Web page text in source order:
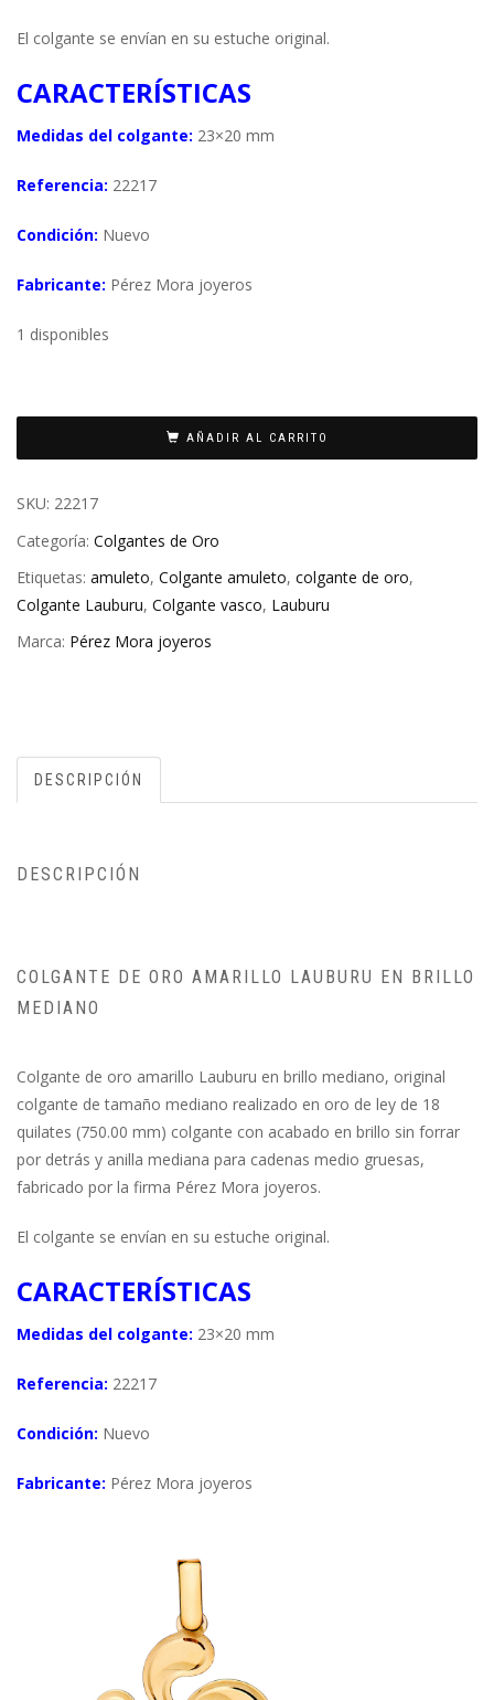
El colgante se envían en su estuche original.
CARACTERÍSTICAS
Medidas del colgante: 23×20 mm
Referencia: 22217
Condición: Nuevo
Fabricante: Pérez Mora joyeros
1 disponibles
AÑADIR AL CARRITO
SKU: 22217
Categoría: Colgantes de Oro
Etiquetas: amuleto, Colgante amuleto, colgante de oro,
Colgante Lauburu, Colgante vasco, Lauburu
Marca: Pérez Mora joyeros
DESCRIPCIÓN
DESCRIPCIÓN
COLGANTE DE ORO AMARILLO LAUBURU EN BRILLO
MEDIANO
Colgante de oro amarillo Lauburu en brillo mediano, original
colgante de tamaño mediano realizado en oro de ley de 18
quilates (750.00 mm) colgante con acabado en brillo sin forrar
por detrás y anilla mediana para cadenas medio gruesas,
fabricado por la firma Pérez Mora joyeros.
El colgante se envían en su estuche original.
CARACTERÍSTICAS
Medidas del colgante: 23×20 mm
Referencia: 22217
Condición: Nuevo
Fabricante: Pérez Mora joyeros